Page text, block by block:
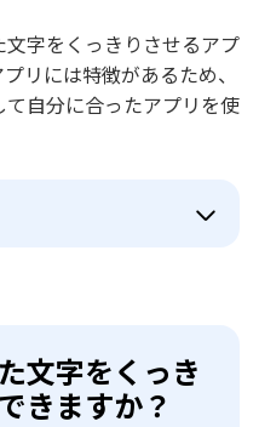
字をくっきりさせるアプ
リには特徴があるため、
自分に合ったアプリを使
文字をくっき
きますか？